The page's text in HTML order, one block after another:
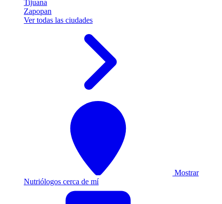
Tijuana
Zapopan
Ver todas las ciudades
Mostrar
Nutriólogos cerca de mí